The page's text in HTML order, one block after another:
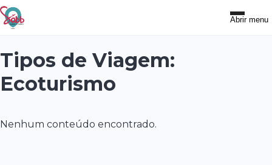
Abrir menu
Nossos
Serviços
Fique
Tipos de Viagem:
Ecoturismo
Nenhum conteúdo encontrado.